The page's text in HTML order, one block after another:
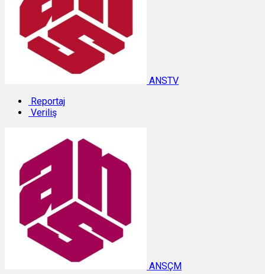
ANSTV
Reportaj
Veriliş
ANSÇM